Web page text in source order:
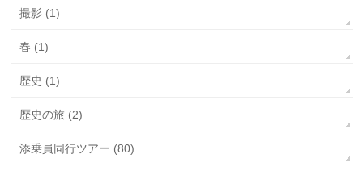
撮影 (1)
春 (1)
歴史 (1)
歴史の旅 (2)
添乗員同行ツアー (80)